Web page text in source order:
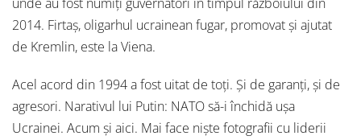
2014. Firtaș, oligarhul ucrainean fugar, promovat și ajutat
de Kremlin, este la Viena.
Acel acord din 1994 a fost uitat de toți. Și de garanți, și de
agresori. Narativul lui Putin: NATO să-i închidă ușa
Ucrainei. Acum și aici. Mai face niște fotografii cu liderii